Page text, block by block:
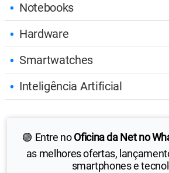
Notebooks
Hardware
Smartwatches
Inteligência Artificial
🟢 Entre noOficina da Net no
as melhores ofertas,
smartphones e